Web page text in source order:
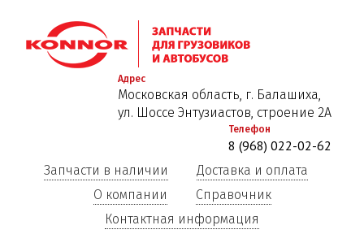
к
основному
Адрес
Московская область, г. Балашиха,
ул. Шоссе Энтузиастов, строение 2А
Телефон
8 (968) 022-02-62
Запчасти в наличии
Доставка и оплата
О компании
Справочник
Контактная информация